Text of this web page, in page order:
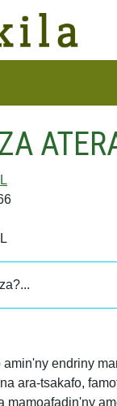
endriny
ara-tsakafo,
mamoafadin'ny